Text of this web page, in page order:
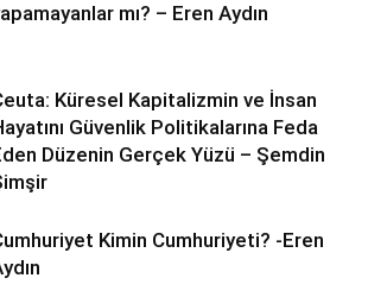
mı? – Eren Aydın
Küresel Kapitalizmin ve İnsan
Güvenlik Politikalarına Feda
Düzenin Gerçek Yüzü – Şemdin
Kimin Cumhuriyeti? -Eren